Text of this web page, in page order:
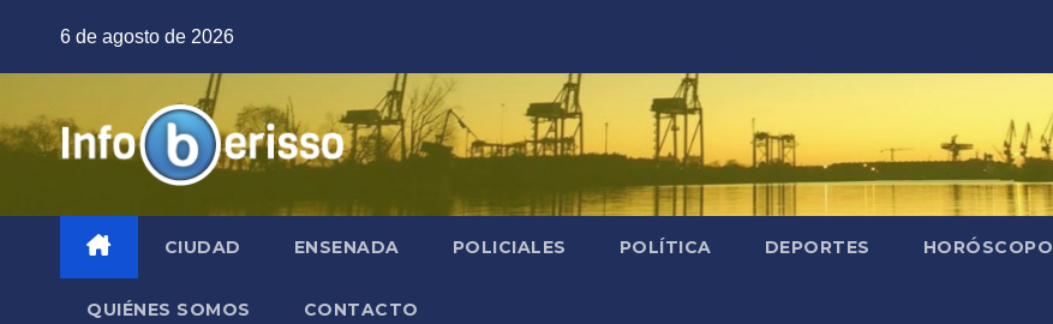
6 de agosto de 2026
CIUDAD ENSENADA POLICIALES POLÍTICA DEPORTES HORÓSCOPO
QUIÉNES SOMOS CONTACTO